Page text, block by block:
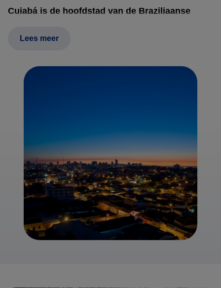
Cuiabá is de hoofdstad van de Braziliaanse
toegangspoort tot drie totaal verschillende,
zuidelijke Amazone, de noordelijke Pantanal en
het nationale park Chapada dos Guimarães. Van
met ruim een half miljoen inwoners .Het is een
interessante mix van koloniale villa's en
moderne wolkenkrabbers. Tijdens een bezoek
aan de stad zijn er ook een aantal uitstekende
musea te bezoeken zoals het museum 'Rondon
do Indio', dat de grootste collectie ter wereld
herbergt van kunstobjecten van inheemse
bevolkingen.
Lees meer